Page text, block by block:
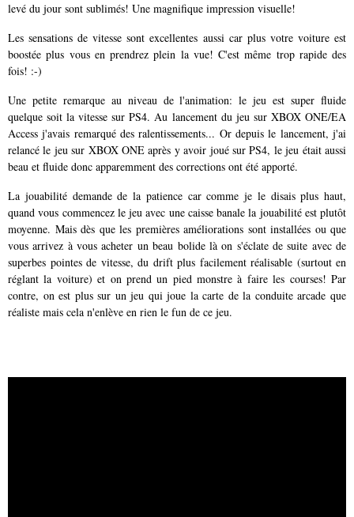
levé du jour sont sublimés! Une magnifique impression visuelle!
Les sensations de vitesse sont excellentes aussi car plus votre voiture est
boostée plus vous en prendrez plein la vue! C'est même trop rapide des
fois! :-)
Une petite remarque au niveau de l'animation: le jeu est super fluide
quelque soit la vitesse sur PS4. Au lancement du jeu sur XBOX ONE/EA
Access j'avais remarqué des ralentissements... Or depuis le lancement, j'ai
relancé le jeu sur XBOX ONE après y avoir joué sur PS4, le jeu était aussi
beau et fluide donc apparemment des corrections ont été apporté.
La jouabilité demande de la patience car comme je le disais plus haut,
quand vous commencez le jeu avec une caisse banale la jouabilité est plutôt
moyenne. Mais dès que les premières améliorations sont installées ou que
vous arrivez à vous acheter un beau bolide là on s'éclate de suite avec de
superbes pointes de vitesse, du drift plus facilement réalisable (surtout en
réglant la voiture) et on prend un pied monstre à faire les courses! Par
contre, on est plus sur un jeu qui joue la carte de la conduite arcade que
réaliste mais cela n'enlève en rien le fun de ce jeu.